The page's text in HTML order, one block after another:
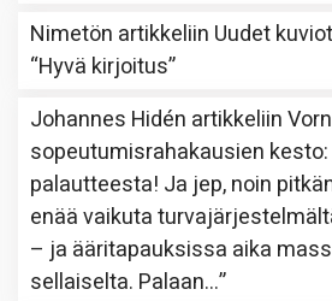
Nimetön artikkeliin Uudet
“Hyvä kirjoitus”
Johannes Hidén artikkeliin
sopeutumisrahakausien kesto
palautteesta! Ja jep, noin
enää vaikuta
– ja ääritapauksissa aika
sellaiselta. Palaan…”